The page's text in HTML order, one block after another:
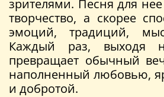
зрителями. Песня для
творчество, а скорее
эмоций, традиций,
Каждый раз, выходя
превращает обычный
наполненный любовью,
и добротой.